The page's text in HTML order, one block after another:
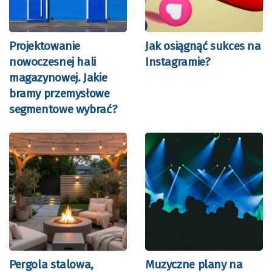
Projektowanie
nowoczesnej hali
magazynowej. Jakie
bramy przemysłowe
segmentowe wybrać?
Jak osiągnąć sukces na
Instagramie?
Pergola stalowa,
Muzyczne plany na